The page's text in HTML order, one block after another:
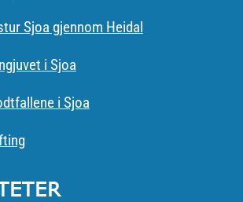
Sjoa gjennom Heidal
i Sjoa
i Sjoa